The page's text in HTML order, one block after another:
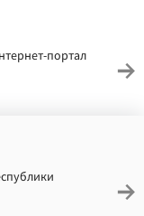
портал